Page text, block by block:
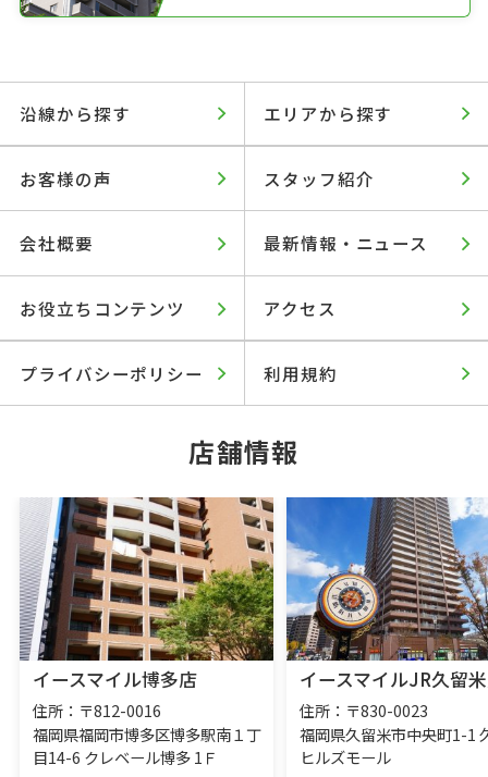
沿線から探す エリアから探す
お客様の声 スタッフ紹介
会社概要 最新情報・ニュース
お役立ちコンテンツ アクセス
プライバシーポリシー 利用規約
店舗情報
イースマイル博多店
住所：〒812-0016
福岡県福岡市博多区博多駅南１丁
目14-6 クレベール博多 1Ｆ
イースマイルJR久留
住所：〒830-0023
福岡県久留米市中央町1-1
ヒルズモール